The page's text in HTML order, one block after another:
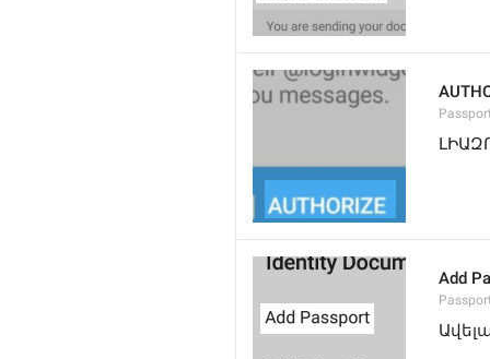
Add